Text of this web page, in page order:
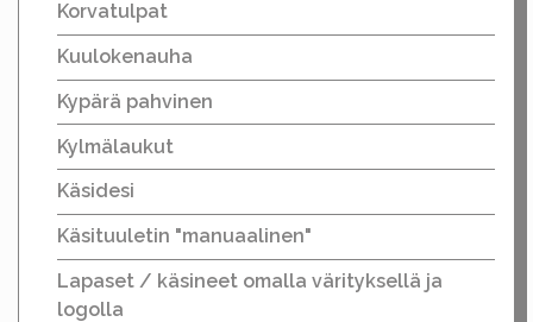
Korvatulpat
Kuulokenauha
Kypärä pahvinen
Kylmälaukut
Käsidesi
Käsituuletin "manuaalinen"
Lapaset / käsineet omalla värityksellä ja
logolla